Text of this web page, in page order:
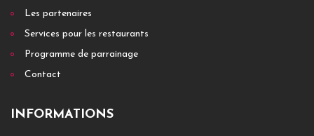
Les partenaires
Services pour les restaurants
Programme de parrainage
Contact
INFORMATIONS